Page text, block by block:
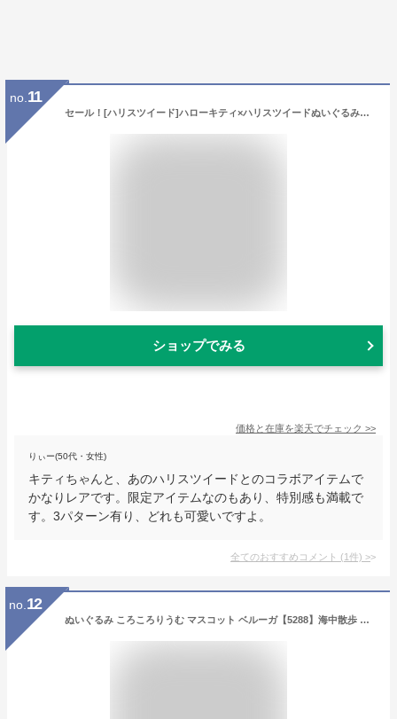
no. 11
セール！[ハリスツイード]ハローキティ×ハリスツイードぬいぐるみバッグチャーム【BRITISH GREEN】[ぬいぐるみ レディース プレゼント 彼女 サンリオ キティちゃん 英国製ハリスツイード HarrisTweed Hellowkitty KITTY キーホルダー] グレンフィールド 秋冬セール対象
ショップでみる
価格と在庫を楽天でチェック >>
りぃー(50代・女性)
キティちゃんと、あのハリスツイードとのコラボアイテムで
かなりレアです。限定アイテムなのもあり、特別感も満載で
す。3パターン有り、どれも可愛いですよ。
全てのおすすめコメント (1件) >
no. 12
ぬいぐるみ ころころりうむ マスコット ベルーガ【5288】海中散歩 水族館 魚 キーチェーンマスコット キーホルダー 内藤デザイン【定形外郵便発送】